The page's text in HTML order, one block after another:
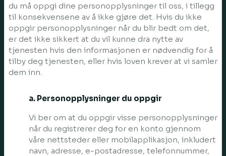
du må oppgi dine personopplysninger til oss, i tillegg
til konsekvensene av å ikke gjøre det. Hvis du ikke
oppgir personopplysninger når du blir bedt om det,
er det ikke sikkert at du vil kunne dra nytte av
tjenesten hvis den informasjonen er nødvendig for å
tilby deg tjenesten, eller hvis loven krever at vi samler
dem inn.
a. Personopplysninger du oppgir
Vi ber om at du oppgir visse personopplysninger
når du registrerer deg for en konto gjennom
våre nettsteder eller mobilapplikasjon, inkludert
navn, adresse, e-postadresse, telefonnummer,